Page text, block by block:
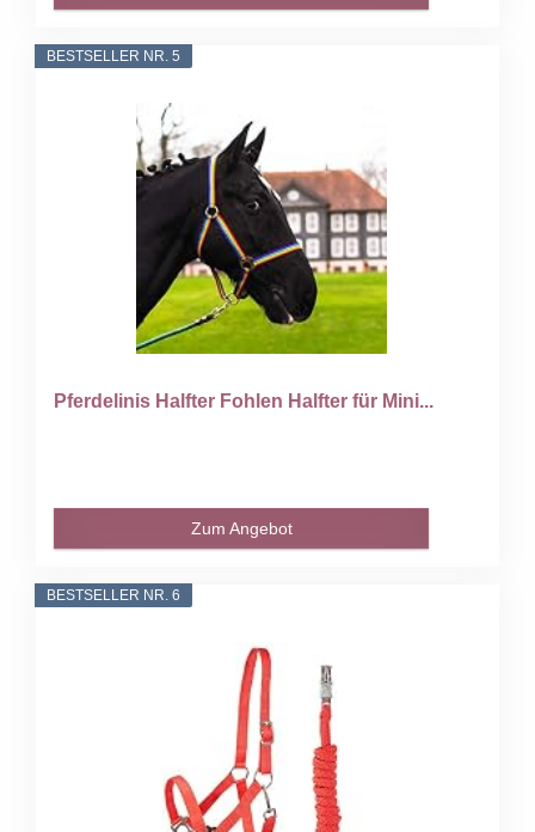
BESTSELLER NR. 5
Pferdelinis Halfter Fohlen Halfter für Mini...
Zum Angebot
BESTSELLER NR. 6